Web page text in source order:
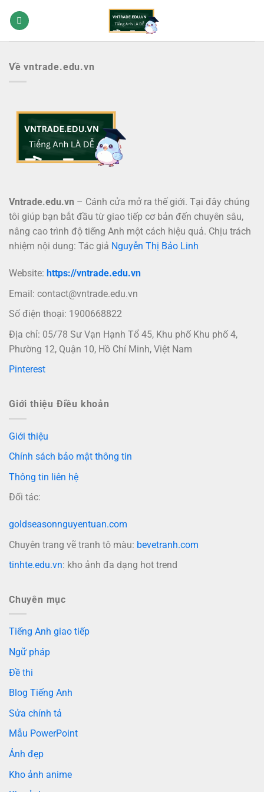
qua
Về vntrade.edu.vn
Vntrade.edu.vn – Cánh cửa mở ra thế giới. Tại đây chúng
tôi giúp bạn bắt đầu từ giao tiếp cơ bản đến chuyên sâu,
nâng cao trình độ tiếng Anh một cách hiệu quả. Chịu trách
nhiệm nội dung: Tác giả Nguyễn Thị Bảo Linh
Website: https://vntrade.edu.vn
Email: contact@vntrade.edu.vn
Số điện thoại: 1900668822
Địa chỉ: 05/78 Sư Vạn Hạnh Tổ 45, Khu phố Khu phố 4,
Phường 12, Quận 10, Hồ Chí Minh, Việt Nam
Pinterest
Giới thiệu Điều khoản
Giới thiệu
Chính sách bảo mật thông tin
Thông tin liên hệ
Đối tác:
goldseasonnguyentuan.com
Chuyên trang vẽ tranh tô màu: bevetranh.com
tinhte.edu.vn: kho ảnh đa dạng hot trend
Chuyên mục
Tiếng Anh giao tiếp
Ngữ pháp
Đề thi
Blog Tiếng Anh
Sửa chính tả
Mẫu PowerPoint
Ảnh đẹp
Kho ảnh anime